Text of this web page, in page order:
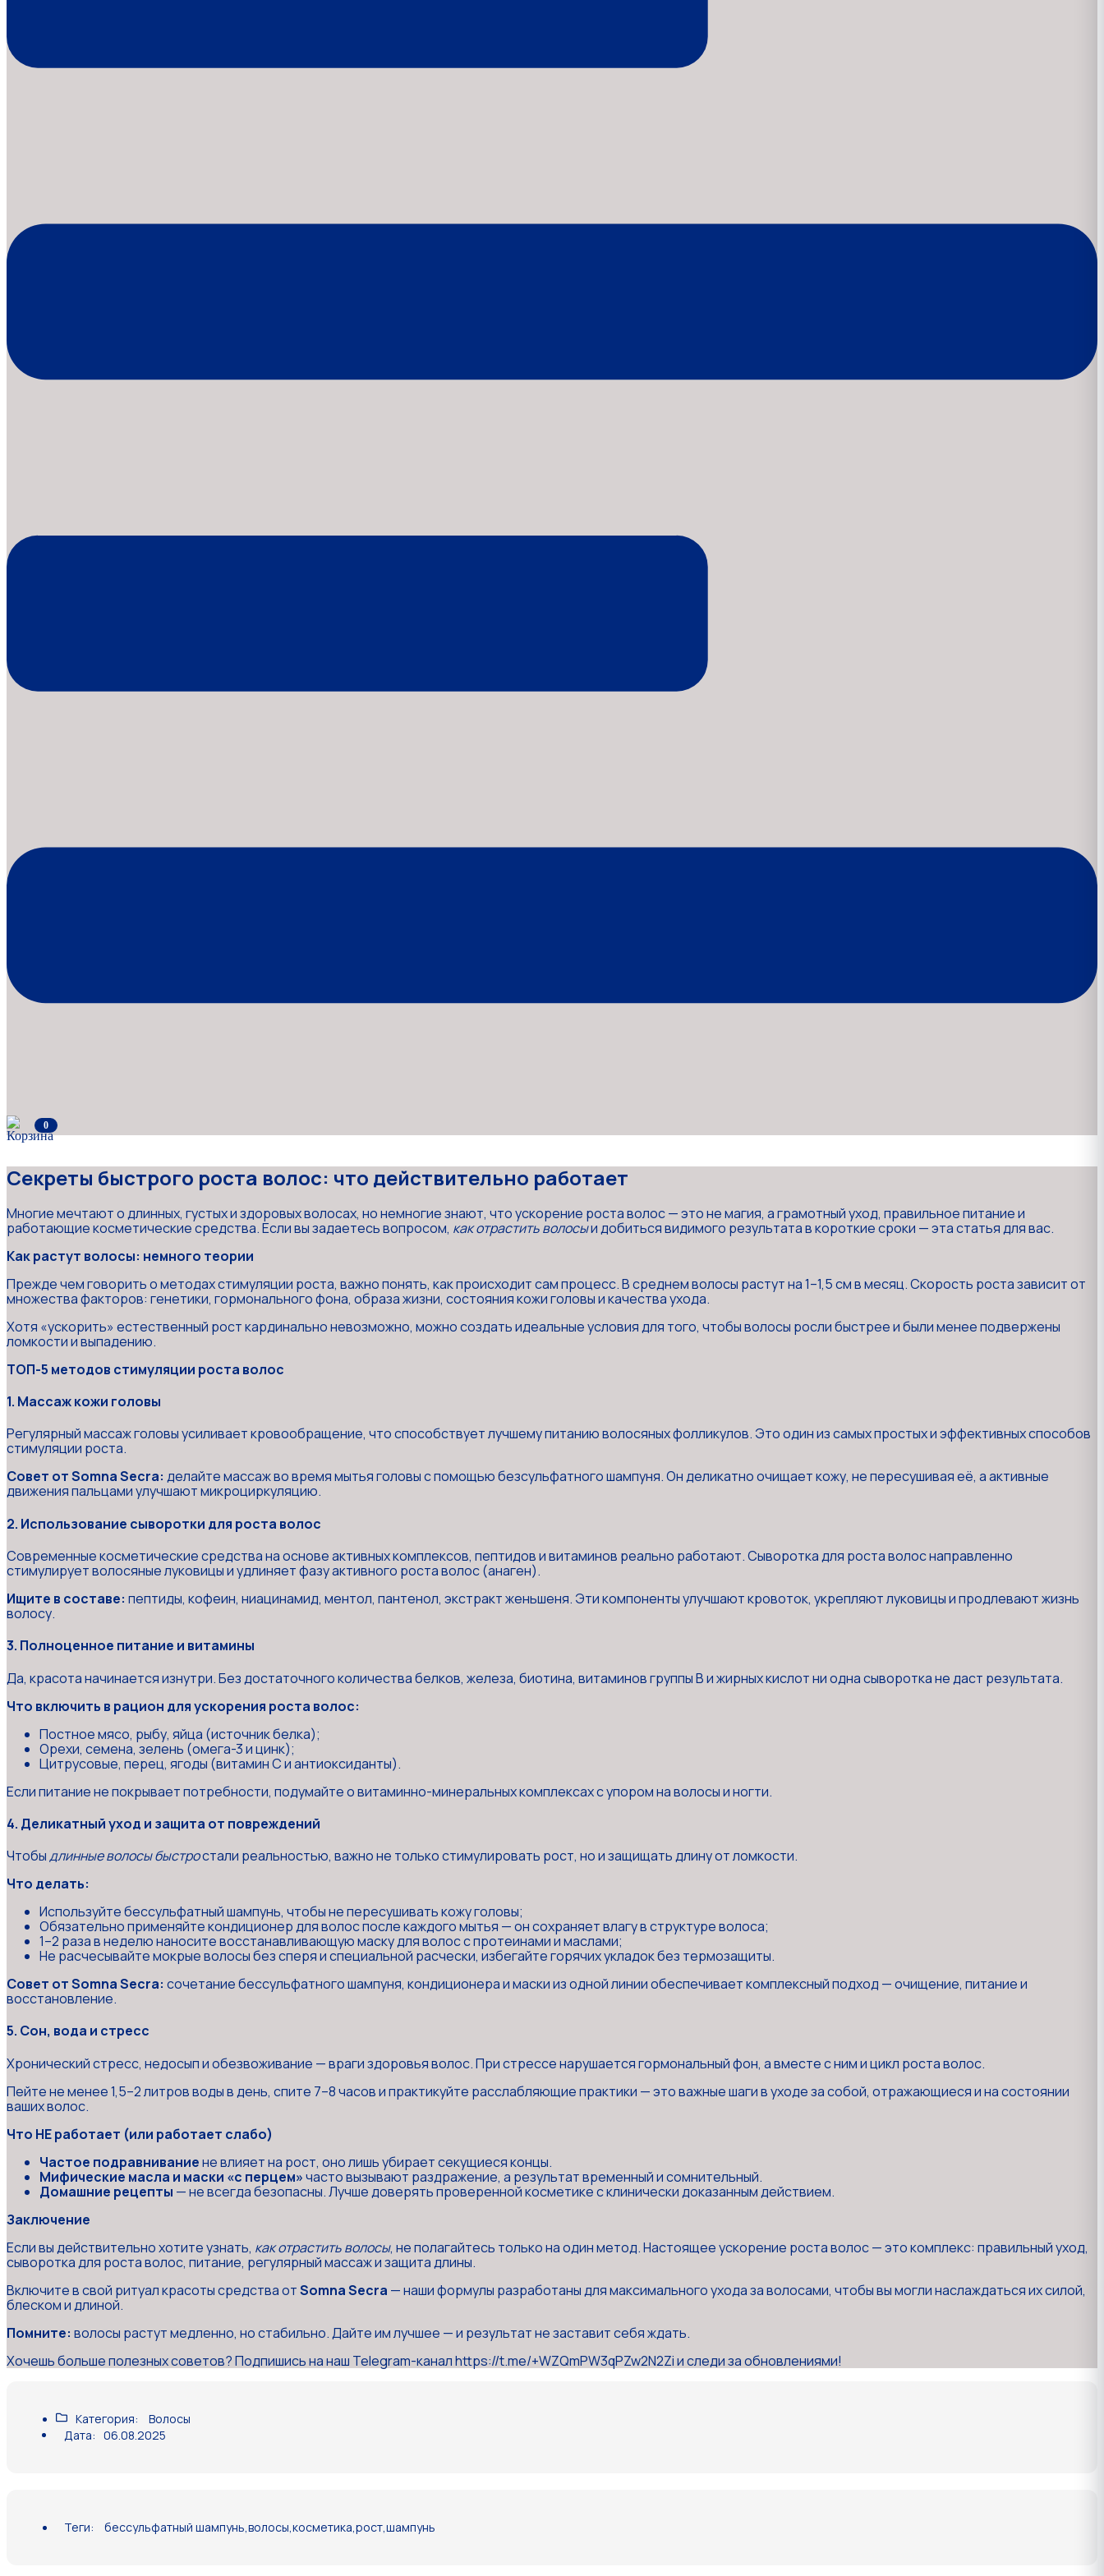
0
Секреты быстрого роста волос: что действительно работает
Многие мечтают о длинных, густых и здоровых волосах, но немногие знают, что ускорение роста волос — это не магия, а грамотный уход, правильное питание и
работающие косметические средства. Если вы задаетесь вопросом, как отрастить волосыи добиться видимого результата в короткие сроки — эта статья для вас.
Как растут волосы: немного теории
Прежде чем говорить о методах стимуляции роста, важно понять, как происходит сам процесс. В среднем волосы растут на 1–1,5 см в месяц. Скорость роста зависит от
множества факторов: генетики, гормонального фона, образа жизни, состояния кожи головы и качества ухода.
Хотя «ускорить» естественный рост кардинально невозможно, можно создать идеальные условия для того, чтобы волосы росли быстрее и были менее подвержены
ломкости и выпадению.
ТОП-5 методов стимуляции роста волос
1. Массаж кожи головы
Регулярный массаж головы усиливает кровообращение, что способствует лучшему питанию волосяных фолликулов. Это один из самых простых и эффективных способов
стимуляции роста.
Совет от Somna Secra: делайте массаж во время мытья головы с помощью безсульфатного шампуня. Он деликатно очищает кожу, не пересушивая её, а активные
движения пальцами улучшают микроциркуляцию.
2. Использование сыворотки для роста волос
Современные косметические средства на основе активных комплексов, пептидов и витаминов реально работают. Сыворотка для роста волос направленно
стимулирует волосяные луковицы и удлиняет фазу активного роста волос (анаген).
Ищите в составе: пептиды, кофеин, ниацинамид, ментол, пантенол, экстракт женьшеня. Эти компоненты улучшают кровоток, укрепляют луковицы и продлевают жизнь
волосу.
3. Полноценное питание и витамины
Да, красота начинается изнутри. Без достаточного количества белков, железа, биотина, витаминов группы B и жирных кислот ни одна сыворотка не даст результата.
Что включить в рацион для ускорения роста волос:
Постное мясо, рыбу, яйца (источник белка);
Орехи, семена, зелень (омега-3 и цинк);
Цитрусовые, перец, ягоды (витамин C и антиоксиданты).
Если питание не покрывает потребности, подумайте о витаминно-минеральных комплексах с упором на волосы и ногти.
4. Деликатный уход и защита от повреждений
Чтобыдлинные волосы быстростали реальностью, важно не только стимулировать рост, но и защищать длину от ломкости.
Что делать:
Используйте бессульфатный шампунь, чтобы не пересушивать кожу головы;
Обязательно применяйте кондиционер для волос после каждого мытья — он сохраняет влагу в структуре волоса;
1–2 раза в неделю наносите восстанавливающую маску для волос с протеинами и маслами;
Не расчесывайте мокрые волосы без сперя и специальной расчески, избегайте горячих укладок без термозащиты.
Совет от Somna Secra: сочетание бессульфатного шампуня, кондиционера и маски из одной линии обеспечивает комплексный подход — очищение, питание и
восстановление.
5. Сон, вода и стресс
Хронический стресс, недосып и обезвоживание — враги здоровья волос. При стрессе нарушается гормональный фон, а вместе с ним и цикл роста волос.
Пейте не менее 1,5–2 литров воды в день, спите 7–8 часов и практикуйте расслабляющие практики — это важные шаги в уходе за собой, отражающиеся и на состоянии
ваших волос.
Что НЕ работает (или работает слабо)
Частое подравниваниене влияет на рост, оно лишь убирает секущиеся концы.
Мифические масла и маски «с перцем»часто вызывают раздражение, а результат временный и сомнительный.
Домашние рецепты — не всегда безопасны. Лучше доверять проверенной косметике с клинически доказанным действием.
Заключение
Если вы действительно хотите узнать, как отрастить волосы, не полагайтесь только на один метод. Настоящее ускорение роста волос — это комплекс: правильный уход,
сыворотка для роста волос, питание, регулярный массаж и защита длины.
Включите в свой ритуал красоты средства отSomna Secra — наши формулы разработаны для максимального ухода за волосами, чтобы вы могли наслаждаться их силой,
блеском и длиной.
Помните: волосы растут медленно, но стабильно. Дайте им лучшее — и результат не заставит себя ждать.
Хочешь больше полезных советов? Подпишись на наш Telegram-канал https://t.me/+WZQmPW3qPZw2N2Zi и следи за обновлениями!
Категория:
Волосы
Дата: 06.08.2025
Теги: бессульфатный шампунь волосы косметика рост шампунь